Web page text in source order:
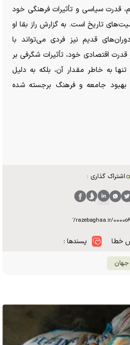
قدرت سیاسی و تأثیرات فرهنگی خود
تاریخ است. به گزارش راز بقا او
قدیم نیز فردی می‌تواند با
قدرت اقتصادی خود، تأثیرات شگرفی بر
به خاطر مقدار آن، بلکه به دلیل
بهبود جامعه و فرهنگ برجسته شده
اشتراک گذاری :
خطا پسندها :
جهان